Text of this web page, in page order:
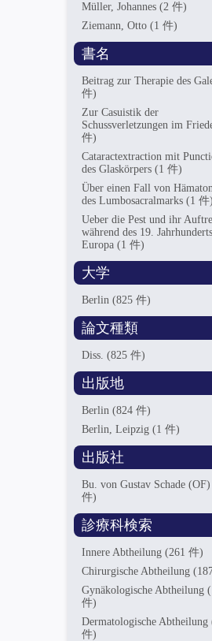
Müller, Johannes(2 件)
Ziemann, Otto(1 件)
書名
Beitrag zur Therapie des
件)
Zur Casuistik der
Schussverletzungen im
件)
Cataractextraction mit
des Glaskörpers(1 件)
Über einen Fall von
des Lumbosacralmarks(1 件)
Ueber die Pest und ihr
während des 19.
Europa(1 件)
大学
Berlin(825 件)
論文種類
Diss.(825 件)
出版地
Berlin(824 件)
Berlin, Leipzig(1 件)
出版社
Bu. von Gustav Schade
件)
診療科検索
Innere Abtheilung(261 件)
Chirurgische Abtheilung
Gynäkologische Abtheilung
件)
Dermatologische Abtheilung
件)